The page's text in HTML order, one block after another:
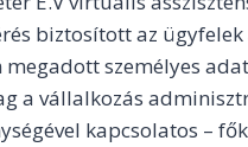
biztosított az
személyes
a vállalkozás
kapcsolatos –